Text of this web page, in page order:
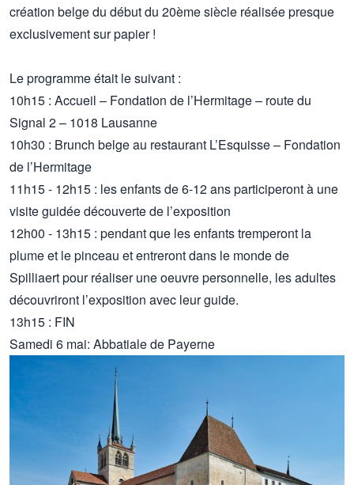
création belge du début du 20ème siècle réalisée presque
exclusivement sur papier !
Le programme était le suivant :
10h15 : Accueil – Fondation de l’Hermitage – route du
Signal 2 – 1018 Lausanne
10h30 : Brunch belge au restaurant L’Esquisse – Fondation
de l’Hermitage
11h15 - 12h15 : les enfants de 6-12 ans participeront à une
visite guidée découverte de l’exposition
12h00 - 13h15 : pendant que les enfants tremperont la
plume et le pinceau et entreront dans le monde de
Spilliaert pour réaliser une oeuvre personnelle, les adultes
découvriront l’exposition avec leur guide.
13h15 : FIN
Samedi 6 mai: Abbatiale de Payerne